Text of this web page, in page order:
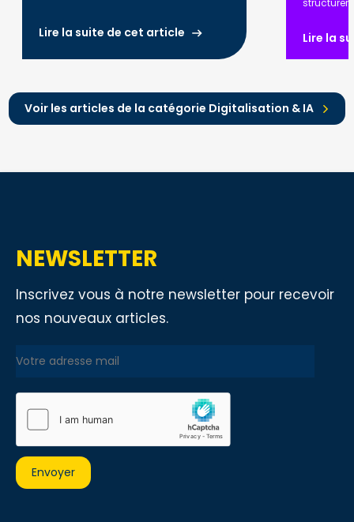
savoir en 2026.
Lire la suite de cet article
structurer
optimiser
renforcer
Lire la
Voir les articles de la catégorie Digitalisation & IA
NEWSLETTER
Inscrivez vous à notre newsletter pour recevoir
nos nouveaux articles.